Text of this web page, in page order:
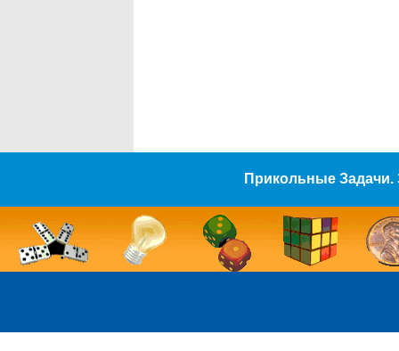
Прикольные Задачи.